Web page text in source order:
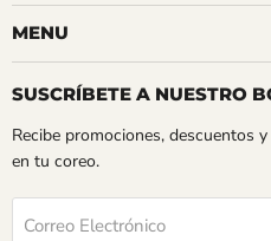
MENU
SUSCRÍBETE A NUESTRO
Recibe promociones, descuentos
en tu coreo.
Correo Electrónico